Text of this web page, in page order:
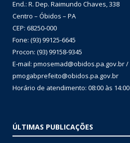
End.: R. Dep. Raimundo Chaves, 338
Centro – Óbidos – PA
CEP: 68250-000
Fone: (93) 99125-6645
Procon: (93) 99158-9345
E-mail: pmosemad@obidos.pa.gov.br /
pmogabprefeito@obidos.pa.gov.br
Horário de atendimento: 08:00 às 14:00
ÚLTIMAS PUBLICAÇÕES